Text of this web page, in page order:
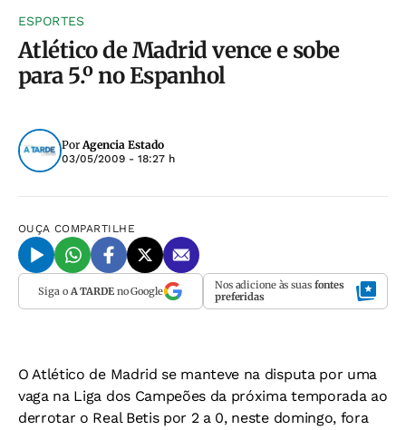
ESPORTES
Atlético de Madrid vence e sobe
para 5.º no Espanhol
PorAgencia Estado
03/05/2009 - 18:27 h
OUÇA COMPARTILHE
Siga o A TARDEno Google Nos adicione às suas fontes
preferidas
O Atlético de Madrid se manteve na disputa por uma
vaga na Liga dos Campeões da próxima temporada ao
derrotar o Real Betis por 2 a 0, neste domingo, fora